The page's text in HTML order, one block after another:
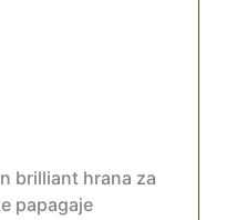
brilliant hrana za
papagaje